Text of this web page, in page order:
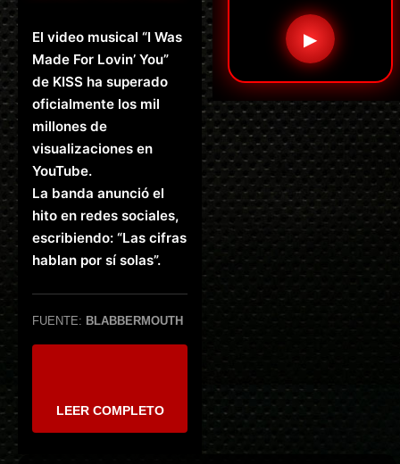
El video musical “I Was
Made For Lovin’ You”
de KISS ha superado
oficialmente los mil
millones de
visualizaciones en
YouTube.
La banda anunció el
hito en redes sociales,
escribiendo: “Las cifras
hablan por sí solas”.
FUENTE: BLABBERMOUTH
LEER COMPLETO
▶